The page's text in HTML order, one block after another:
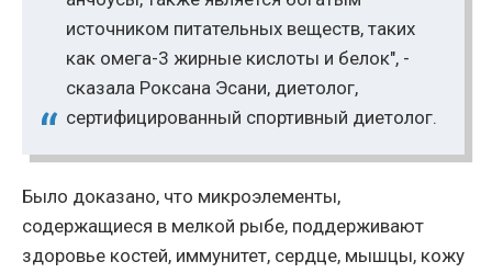
источником питательных веществ, таких
как омега-3 жирные кислоты и белок", -
сказала Роксана Эсани, диетолог,
сертифицированный спортивный диетолог.
Было доказано, что микроэлементы,
содержащиеся в мелкой рыбе, поддерживают
здоровье костей, иммунитет, сердце, мышцы, кожу